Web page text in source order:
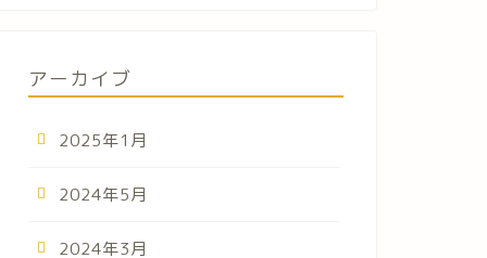
アーカイブ
2025年1月
2024年5月
2024年3月